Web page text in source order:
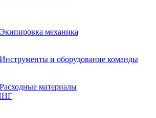
Экипировка механика
Инструменты и оборудование команды
Расходные материалы